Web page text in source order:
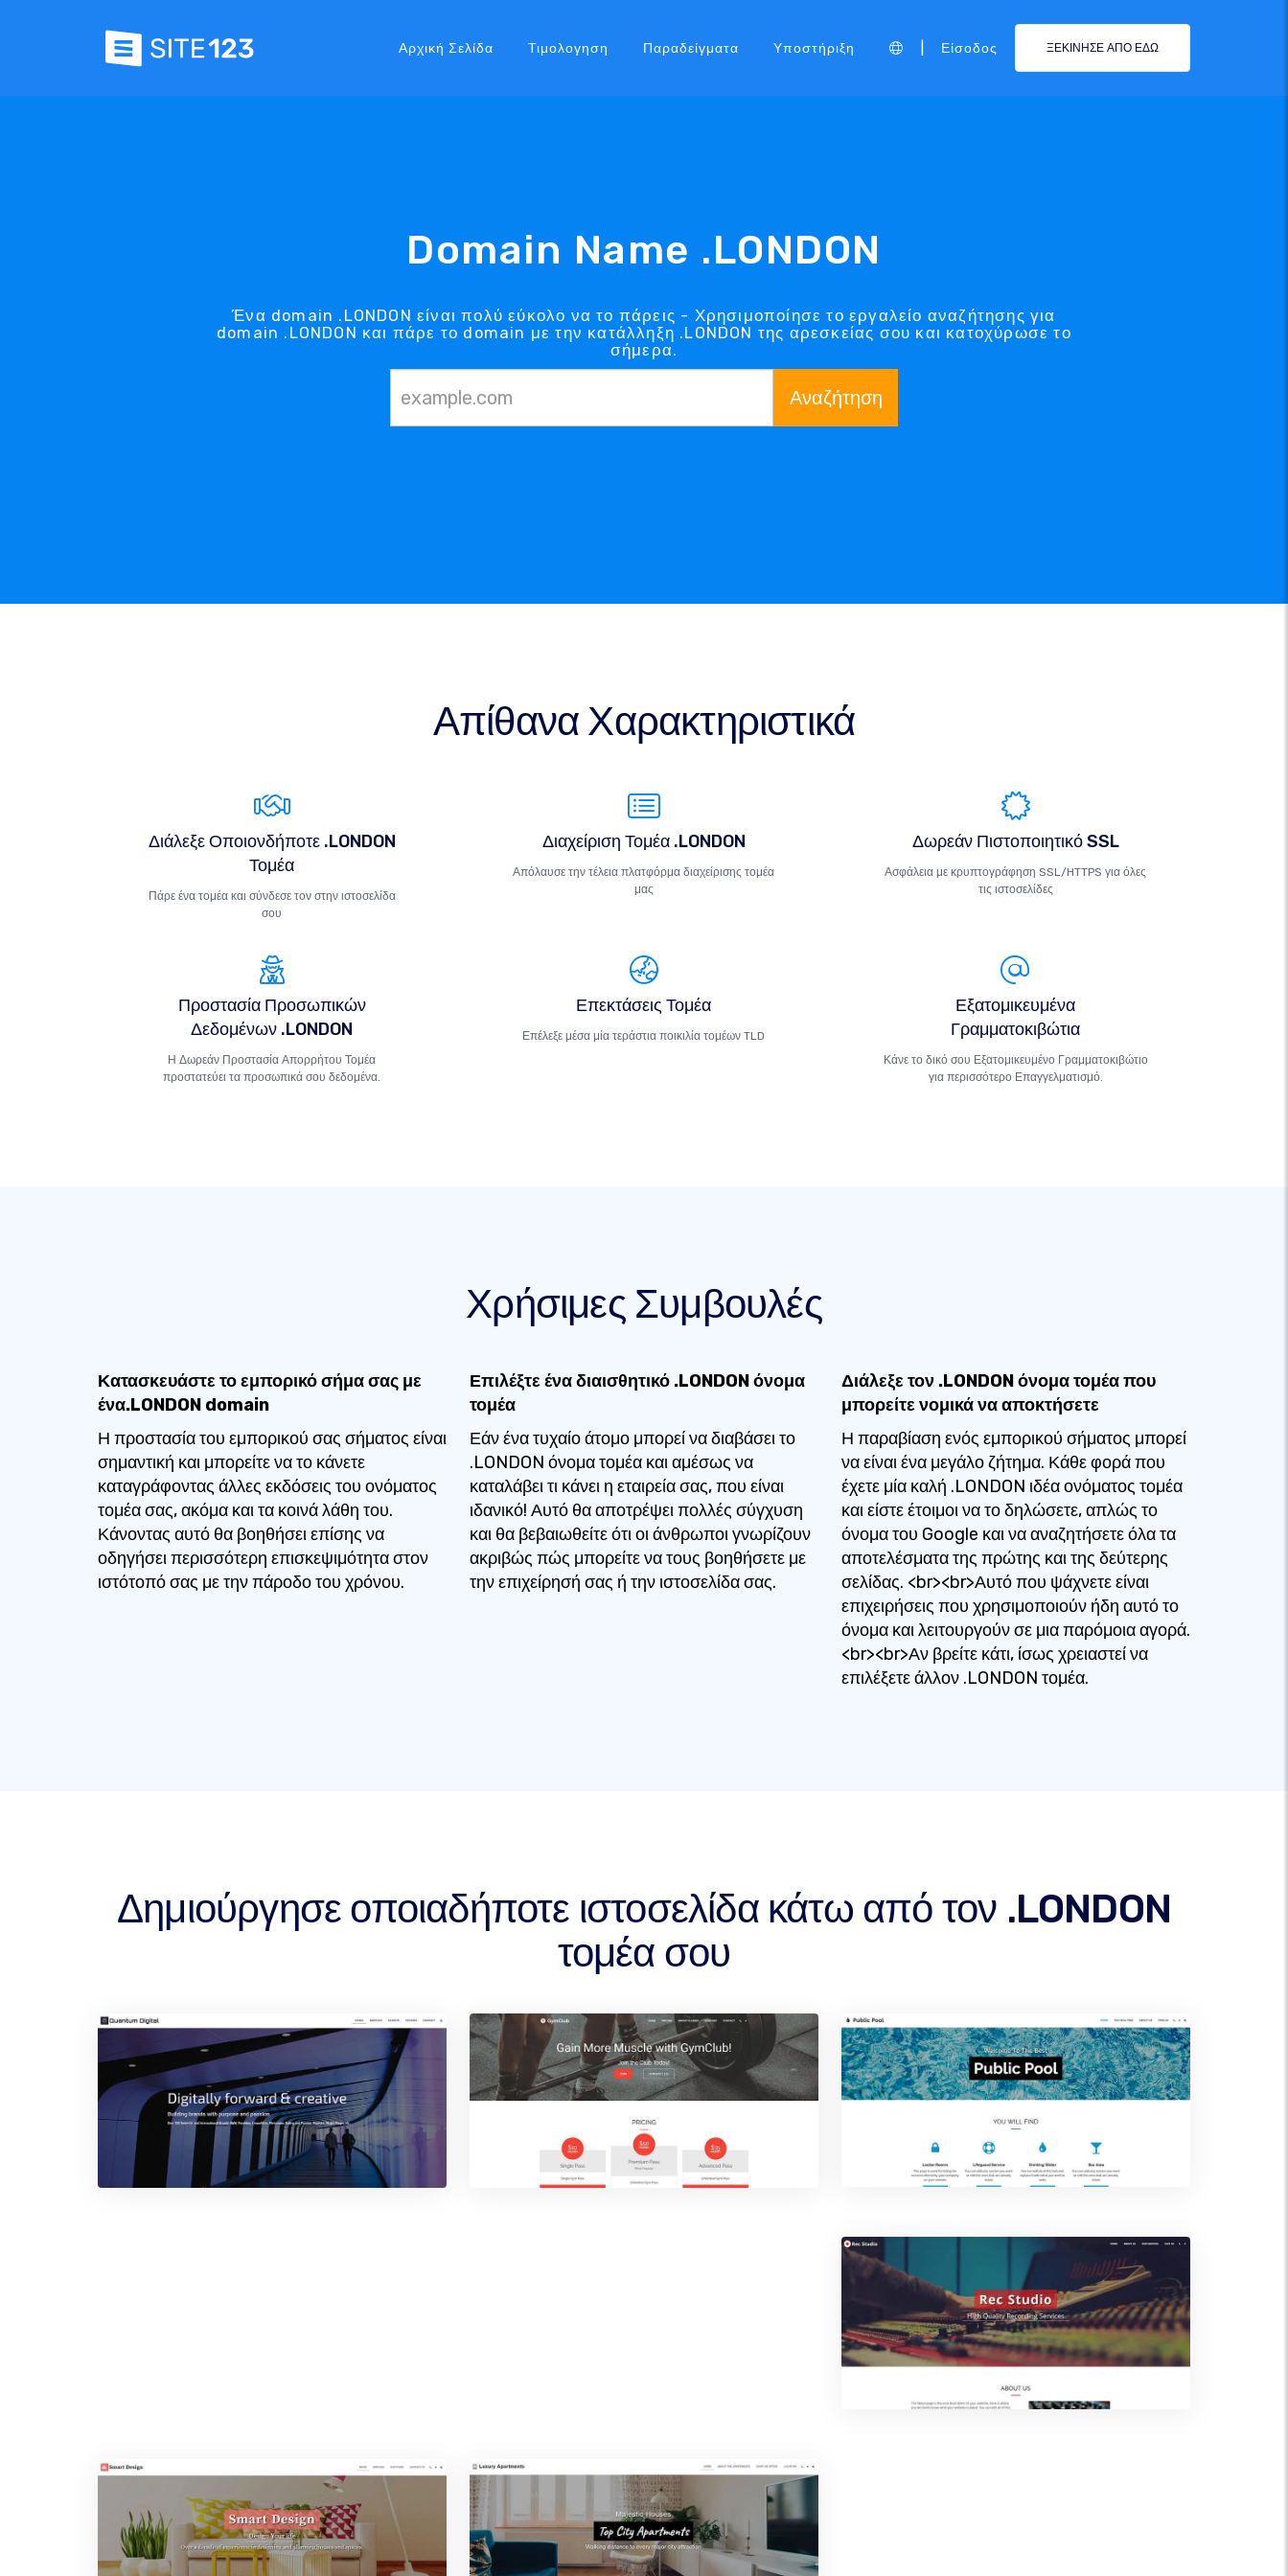
Αρχική Σελίδα Τιμολογηση Παραδείγματα Υποστήριξη Είσοδος ΞΕΚΙΝΗΣΕ ΑΠΟ ΕΔΩ
Domain Name .LONDON
Ένα domain .LONDON είναι πολύ εύκολο να το πάρεις - Χρησιμοποίησε το εργαλείο αναζήτησης για
domain .LONDON και πάρε το domain με την κατάλληξη .LONDON της αρεσκείας σου και κατοχύρωσε το
σήμερα.
Αναζήτηση
Απίθανα Χαρακτηριστικά
Διάλεξε Οποιονδήποτε .LONDON
Τομέα
Πάρε ένα τομέα και σύνδεσε τον στην ιστοσελίδα
σου
Διαχείριση Τομέα .LONDON
Απόλαυσε την τέλεια πλατφόρμα διαχείρισης τομέα
μας
Δωρεάν Πιστοποιητικό SSL
Ασφάλεια με κρυπτογράφηση SSL/HTTPS για όλες
τις ιστοσελίδες
Προστασία Προσωπικών
Δεδομένων .LONDON
Η Δωρεάν Προστασία Απορρήτου Τομέα
προστατεύει τα προσωπικά σου δεδομένα.
Επεκτάσεις Τομέα
Επέλεξε μέσα μία τεράστια ποικιλία τομέων TLD
Εξατομικευμένα
Γραμματοκιβώτια
Κάνε το δικό σου Εξατομικευμένο Γραμματοκιβώτιο
για περισσότερο Επαγγελματισμό.
Χρήσιμες Συμβουλές
Κατασκευάστε το εμπορικό σήμα σας με
ένα.LONDON domain
Η προστασία του εμπορικού σας σήματος είναι
σημαντική και μπορείτε να το κάνετε
καταγράφοντας άλλες εκδόσεις του ονόματος
τομέα σας, ακόμα και τα κοινά λάθη του.
Κάνοντας αυτό θα βοηθήσει επίσης να
οδηγήσει περισσότερη επισκεψιμότητα στον
ιστότοπό σας με την πάροδο του χρόνου.
Επιλέξτε ένα διαισθητικό .LONDON όνομα
τομέα
Εάν ένα τυχαίο άτομο μπορεί να διαβάσει το
.LONDON όνομα τομέα και αμέσως να
καταλάβει τι κάνει η εταιρεία σας, που είναι
ιδανικό! Αυτό θα αποτρέψει πολλές σύγχυση
και θα βεβαιωθείτε ότι οι άνθρωποι γνωρίζουν
ακριβώς πώς μπορείτε να τους βοηθήσετε με
την επιχείρησή σας ή την ιστοσελίδα σας.
Διάλεξε τον .LONDON όνομα τομέα που
μπορείτε νομικά να αποκτήσετε
Η παραβίαση ενός εμπορικού σήματος μπορεί
να είναι ένα μεγάλο ζήτημα. Κάθε φορά που
έχετε μία καλή .LONDON ιδέα ονόματος τομέα
και είστε έτοιμοι να το δηλώσετε, απλώς το
όνομα του Google και να αναζητήσετε όλα τα
αποτελέσματα της πρώτης και της δεύτερης
σελίδας. <br><br>Αυτό που ψάχνετε είναι
επιχειρήσεις που χρησιμοποιούν ήδη αυτό το
όνομα και λειτουργούν σε μια παρόμοια αγορά.
<br><br>Αν βρείτε κάτι, ίσως χρειαστεί να
επιλέξετε άλλον .LONDON τομέα.
Δημιούργησε οποιαδήποτε ιστοσελίδα κάτω από τον .LONDON
τομέα σου